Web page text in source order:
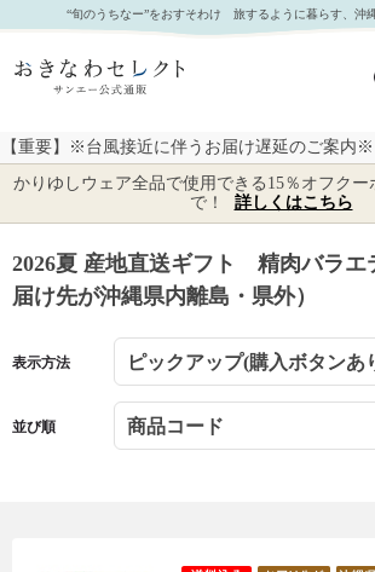
2026夏 産地直送ギフト 精肉バラエティギフト（お届け先が沖縄
セレクト サンエー公式通販
“旬のうちなー”をおすそわけ 旅するように暮らす、沖
【重要】※台風接近に伴うお届け遅延のご案内※
かりゆしウェア全品で使用できる15％オフクー
で！
詳しくはこちら
2026夏 産地直送ギフト 精肉バラエ
届け先が沖縄県内離島・県外）
表示方法
並び順